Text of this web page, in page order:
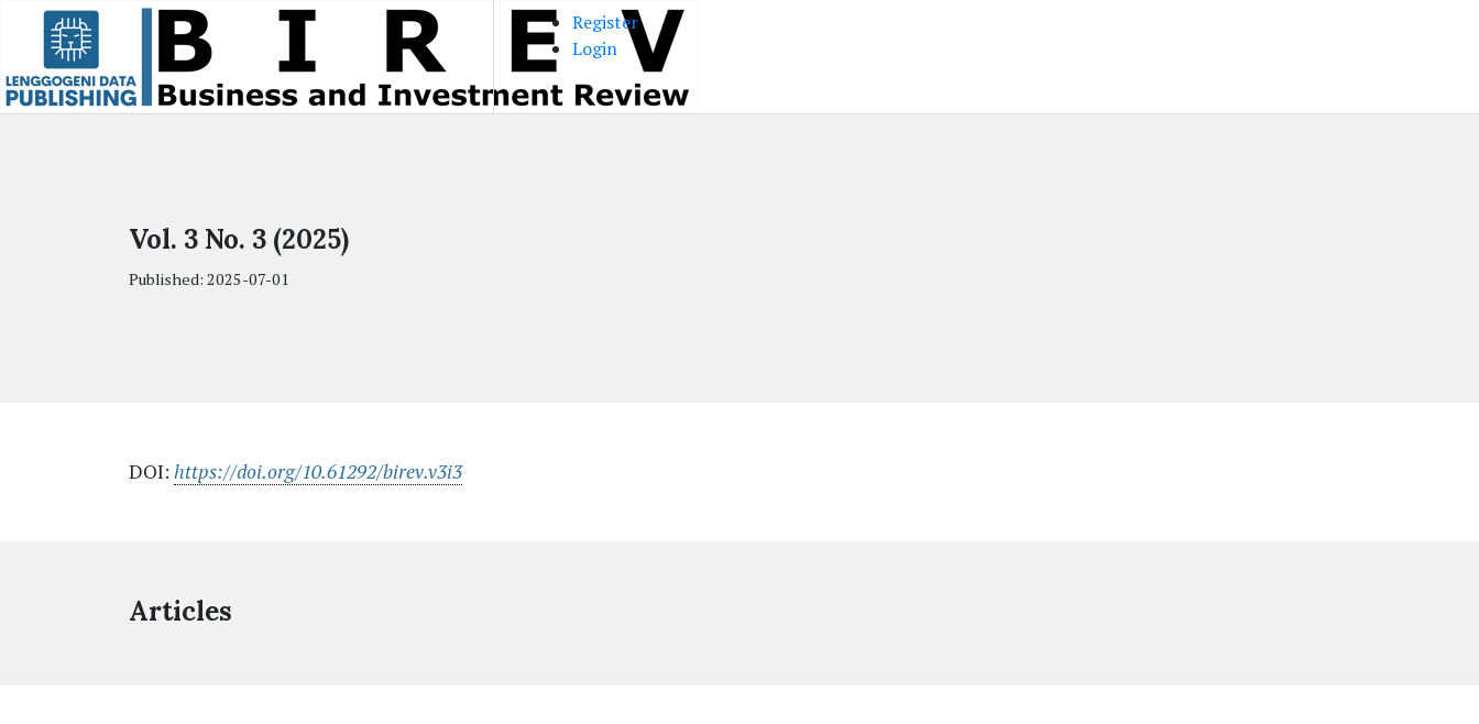
Skip to main content
Skip to main navigation menu
Skip to site footer
Register
Login
Vol. 3 No. 3 (2025)
Published: 2025-07-01
DOI: https://doi.org/10.61292/birev.v3i3
Articles